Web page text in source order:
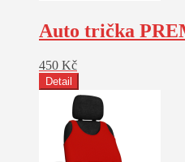
Auto trička
450 Kč
Detail